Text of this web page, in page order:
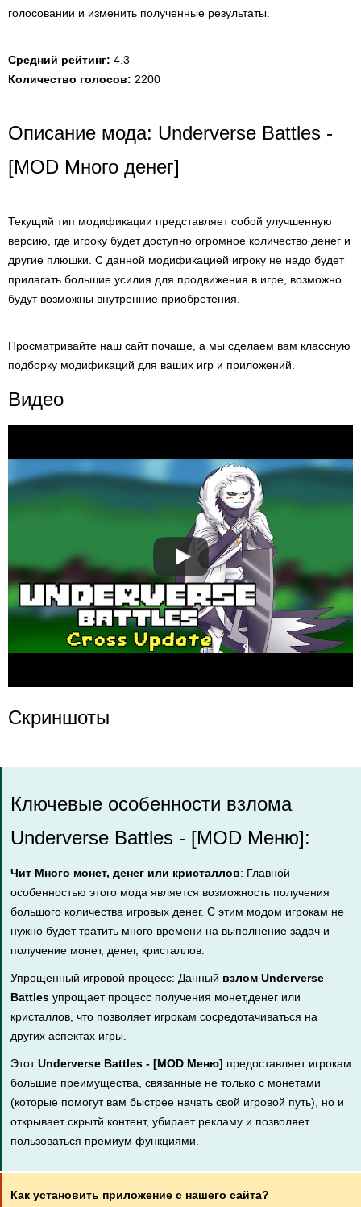
голосовании и изменить полученные результаты.
Средний рейтинг: 4.3
Количество голосов: 2200
Описание мода: Underverse Battles -
[MOD Много денег]
Текущий тип модификации представляет собой улучшенную
версию, где игроку будет доступно огромное количество денег и
другие плюшки. С данной модификацией игроку не надо будет
прилагать большие усилия для продвижения в игре, возможно
будут возможны внутренние приобретения.
Просматривайте наш сайт почаще, а мы сделаем вам классную
подборку модификаций для ваших игр и приложений.
Видео
Скриншоты
Ключевые особенности взлома
Underverse Battles - [MOD Меню]:
Чит Много монет, денег или кристаллов: Главной
особенностью этого мода является возможность получения
большого количества игровых денег. С этим модом игрокам не
нужно будет тратить много времени на выполнение задач и
получение монет, денег, кристаллов.
Упрощенный игровой процесс: Данный взлом Underverse
Battles упрощает процесс получения монет,денег или
кристаллов, что позволяет игрокам сосредотачиваться на
других аспектах игры.
ЭтотUnderverse Battles - [MOD Меню] предоставляет игрокам
большие преимущества, связанные не только с монетами
(которые помогут вам быстрее начать свой игровой путь), но и
открывает скрытй контент, убирает рекламу и позволяет
пользоваться премиум функциями.
Как установить приложение с нашего сайта?